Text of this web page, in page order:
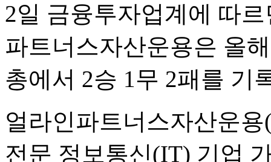
2일 금융투자업계에 따
파트너스자산운용은 올
총에서 2승 1무 2패를 기
얼라인파트너스자산운
전문 정보통신(IT) 기업